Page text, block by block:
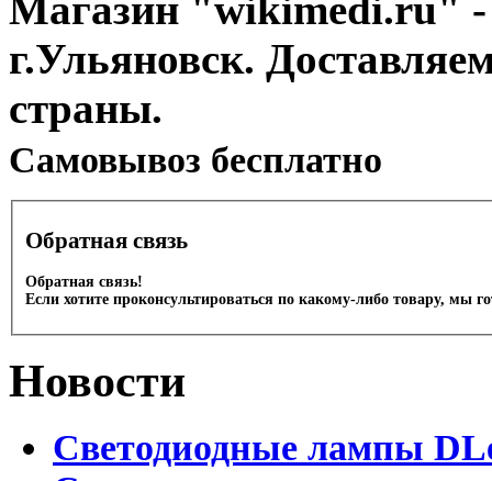
Магазин "wikimedi.ru" -
г.Ульяновск.
страны.
Cамовывоз бесплатно
Обратная связь
Обратная связь!
Если хотите проконсультироваться по какому-либо товару, мы
Новости
Светодиодные лампы